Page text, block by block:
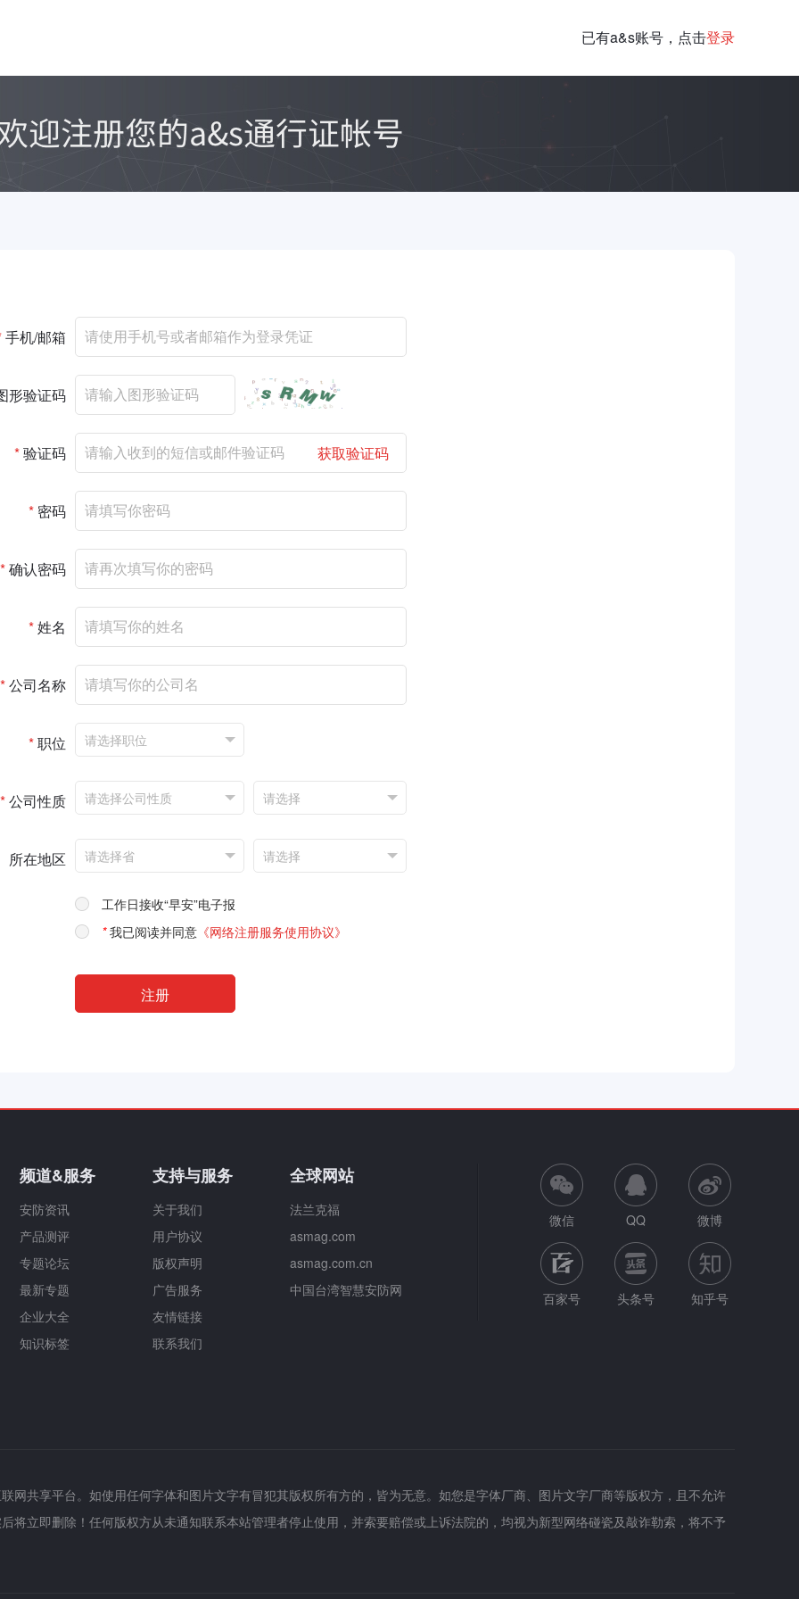
已有a&s账号，点击登录
手机/邮箱
形验证码
*验证码 获取验证码
* 密码
*确认密码
*姓名
*公司名称
*职位
*公司性质
所在地区
工作日接收“早安”电子报
*我已阅读并同意 《网络注册服务使用协议》
频道&服务
安防资讯
产品测评
专题论坛
最新专题
企业大全
知识标签
支持与服务
关于我们
用户协议
版权声明
广告服务
友情链接
联系我们
全球网站
法兰克福
asmag.com
asmag.com.cn
中国台湾智慧安防网
微信 QQ 微博
百家号 头条号 知乎号
网共享平台。如使用任何字体和图片文字有冒犯其版权所有方的，皆为无意。如您是字体厂商、图片文字厂商等版权方，且不允许
将立即删除！任何版权方从未通知联系本站管理者停止使用，并索要赔偿或上诉法院的，均视为新型网络碰瓷及敲诈勒索，将不予